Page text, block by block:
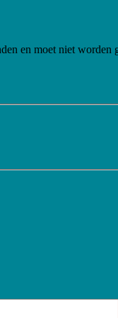
en moet niet worden